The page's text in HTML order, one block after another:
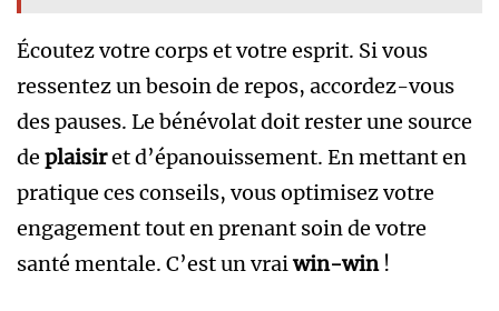
Écoutez votre corps et votre esprit. Si vous
ressentez un besoin de repos, accordez-vous
des pauses. Le bénévolat doit rester une source
de plaisiret d’épanouissement. En mettant en
pratique ces conseils, vous optimisez votre
engagement tout en prenant soin de votre
santé mentale. C’est un vraiwin-win!